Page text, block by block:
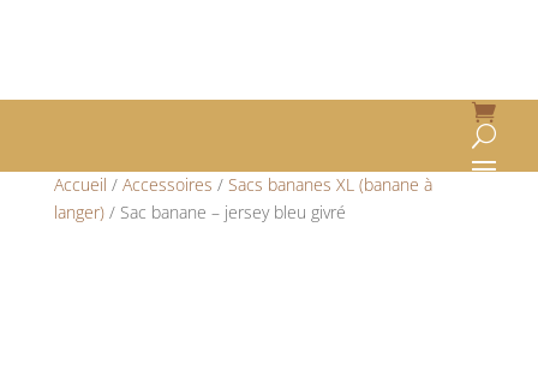
Accueil / Accessoires / Sacs bananes XL (banane à
langer)/ Sac banane – jersey bleu givré